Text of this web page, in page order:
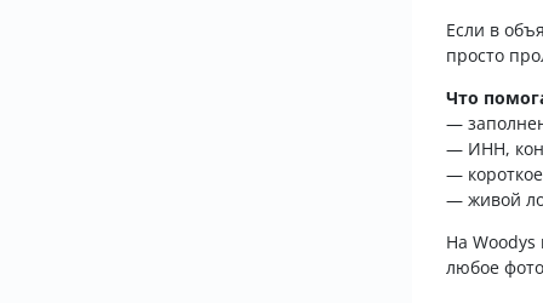
Если в
просто
Что
—
— ИНН,
—
— живой
На
любое